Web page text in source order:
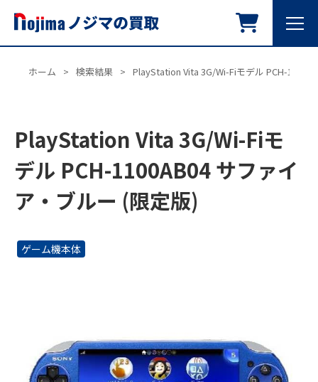
ホーム > 検索結果 > PlayStation Vita 3G/Wi-Fiモデル PCH-
PlayStation Vita 3G/Wi-Fiモ
デル PCH-1100AB04 サファイ
ア・ブルー (限定版)
ゲーム機本体